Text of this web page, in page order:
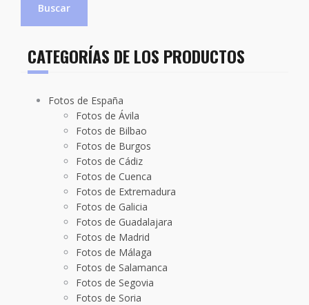
Buscar
CATEGORÍAS DE LOS PRODUCTOS
Fotos de España
Fotos de Ávila
Fotos de Bilbao
Fotos de Burgos
Fotos de Cádiz
Fotos de Cuenca
Fotos de Extremadura
Fotos de Galicia
Fotos de Guadalajara
Fotos de Madrid
Fotos de Málaga
Fotos de Salamanca
Fotos de Segovia
Fotos de Soria